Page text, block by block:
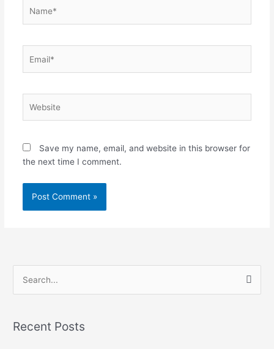
Save my name, email, and website in this browser for
the next time I comment.
rRecent Posts